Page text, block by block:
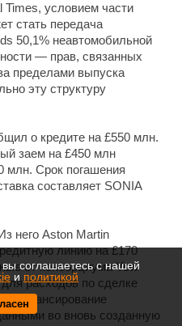
условием части
стать передача
50,1% неавтомобильной
— прав, связанных
пределами выпуска
эту структуру
о кредите на £550 млн.
заем на £450 млн
млн. Срок погашения
составляет SONIA
него Aston Martin
линию на £170
от консорциума Yew
расходов по сделке
Финансирование
во вновь созданную
соглашаетесь с нашей
и политикой